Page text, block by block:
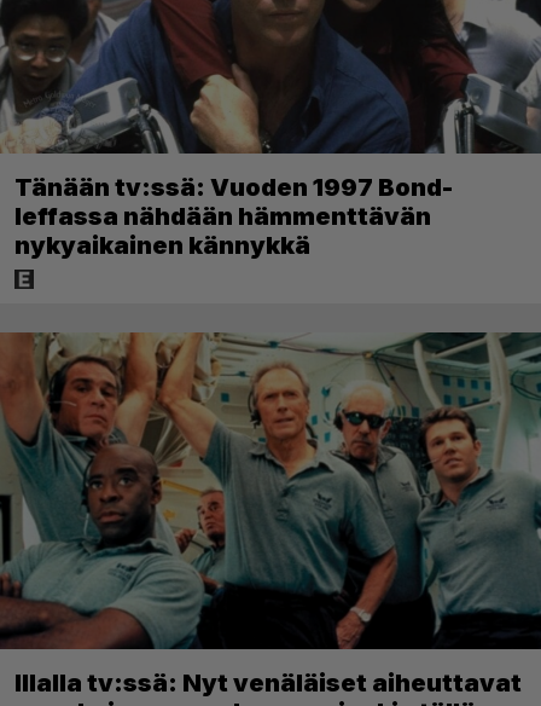
Tänään tv:ssä: Vuoden 1997 Bond-
leffassa nähdään hämmenttävän
nykyaikainen kännykkä
Illalla tv:ssä: Nyt venäläiset aiheuttavat